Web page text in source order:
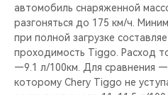
автомобиль снаряженной
разгоняться до 175 км/ч.
при полной загрузке
проходимость Tiggo. Расход
—9.1 л/100км. Для сравнения
которому Chery Tiggo не